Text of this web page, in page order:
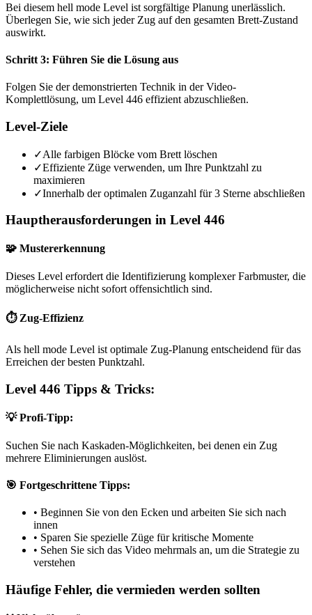
Bei diesem hell mode Level ist sorgfältige Planung unerlässlich.
Überlegen Sie, wie sich jeder Zug auf den gesamten Brett-Zustand
auswirkt.
Schritt 3: Führen Sie die Lösung aus
Folgen Sie der demonstrierten Technik in der Video-
Komplettlösung, um Level 446 effizient abzuschließen.
Level-Ziele
✓Alle farbigen Blöcke vom Brett löschen
✓Effiziente Züge verwenden, um Ihre Punktzahl zu
maximieren
✓Innerhalb der optimalen Zuganzahl für 3 Sterne abschließen
Hauptherausforderungen in Level 446
🧩 Mustererkennung
Dieses Level erfordert die Identifizierung komplexer Farbmuster, die
möglicherweise nicht sofort offensichtlich sind.
⏱️ Zug-Effizienz
Als hell mode Level ist optimale Zug-Planung entscheidend für das
Erreichen der besten Punktzahl.
Level 446 Tipps & Tricks:
💡 Profi-Tipp:
Suchen Sie nach Kaskaden-Möglichkeiten, bei denen ein Zug
mehrere Eliminierungen auslöst.
🎯 Fortgeschrittene Tipps:
• Beginnen Sie von den Ecken und arbeiten Sie sich nach
innen
• Sparen Sie spezielle Züge für kritische Momente
• Sehen Sie sich das Video mehrmals an, um die Strategie zu
verstehen
Häufige Fehler, die vermieden werden sollten